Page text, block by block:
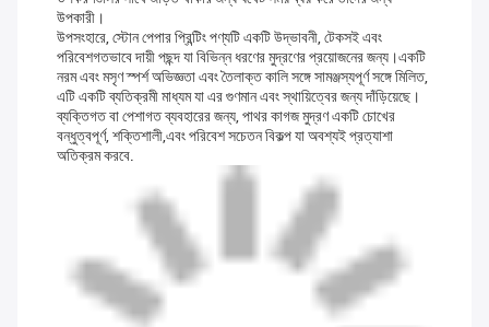
উপকারী।
উপসংহারে, স্টোন পেপার প্রিন্টিং পণ্যটি একটি উদ্ভাবনী, টেকসই এবং
পরিবেশগতভাবে দায়ী পছন্দ যা বিভিন্ন ধরণের মুদ্রণের প্রয়োজনের জন্য।একটি
নরম এবং মসৃণ স্পর্শ অভিজ্ঞতা এবং তৈলাক্ত কালি সঙ্গে সামঞ্জস্যপূর্ণ সঙ্গে মিলিত,
এটি একটি ব্যতিক্রমী মাধ্যম যা এর গুণমান এবং স্থায়িত্বের জন্য দাঁড়িয়েছে।
ব্যক্তিগত বা পেশাগত ব্যবহারের জন্য, পাথর কাগজ মুদ্রণ একটি চোখের
বন্ধুত্বপূর্ণ, শক্তিশালী,এবং পরিবেশ সচেতন বিকল্প যা অবশ্যই প্রত্যাশা
অতিক্রম করবে.